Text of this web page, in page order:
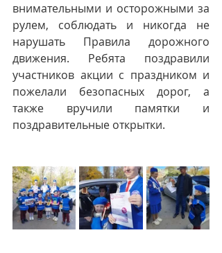
внимательными и осторожными за
рулем, соблюдать и никогда не
нарушать Правила дорожного
движения. Ребята поздравили
участников акции с праздником и
пожелали безопасных дорог, а
также вручили памятки и
поздравительные открытки.